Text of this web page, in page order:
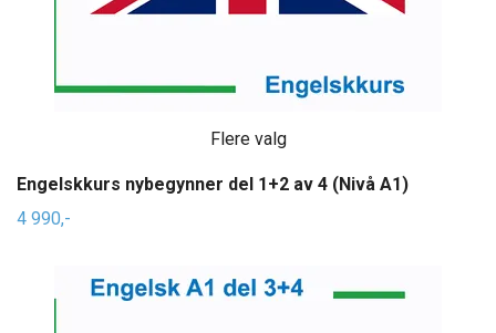
Flere valg
Engelskkurs nybegynner del 1+2 av 4 (Nivå A1)
4 990,-